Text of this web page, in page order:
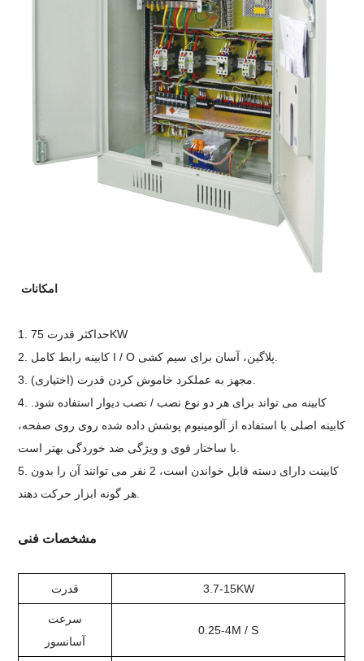
امکانات
1. حداکثر قدرت 75KW
4. کابینه می تواند برای هر دو نوع نصب / نصب دیوار استفاده شود.
کابینه اصلی با استفاده از آلومینیوم پوشش داده شده روی روی صفحه،
5. کابینت دارای دسته قابل خواندن است، 2 نفر می توانند آن را بدون
مشخصات فنی
قدرت 3.7-15KW
سرعت
آسانسور
0.25-4M / S